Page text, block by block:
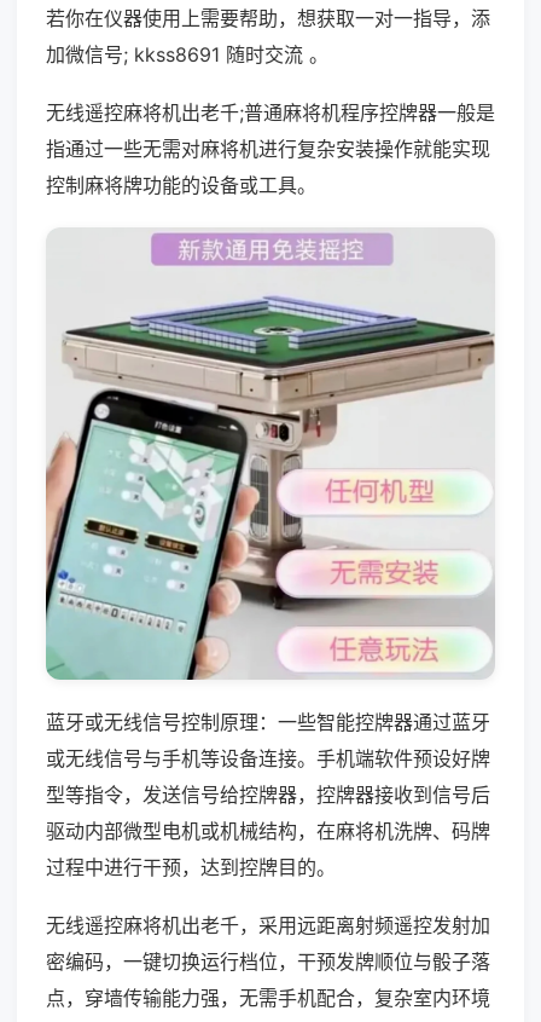
若你在仪器使用上需要帮助，想获取一对一指导，添
加微信号; kkss8691 随时交流 。
无线遥控麻将机出老千;普通麻将机程序控牌器一般是
指通过一些无需对麻将机进行复杂安装操作就能实现
控制麻将牌功能的设备或工具。
蓝牙或无线信号控制原理：一些智能控牌器通过蓝牙
或无线信号与手机等设备连接。手机端软件预设好牌
型等指令，发送信号给控牌器，控牌器接收到信号后
驱动内部微型电机或机械结构，在麻将机洗牌、码牌
过程中进行干预，达到控牌目的。
无线遥控麻将机出老千，采用远距离射频遥控发射加
密编码，一键切换运行档位，干预发牌顺位与骰子落
点，穿墙传输能力强，无需手机配合，复杂室内环境